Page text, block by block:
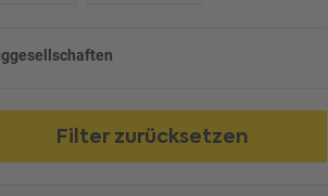
Filter zurücksetzen